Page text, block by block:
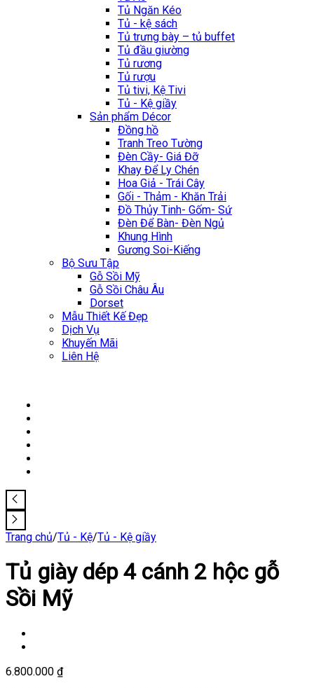
Tủ Ngăn Kéo
Tủ - kệ sách
Tủ trưng bày – tủ buffet
Tủ đầu giường
Tủ rương
Tủ rượu
Tủ tivi, Kệ Tivi
Tủ - Kệ giầy
Sản phẩm Décor
Đồng hồ
Tranh Treo Tường
Đèn Cầy- Giá Đỡ
Khay Để Ly Chén
Hoa Giả - Trái Cây
Gối - Thảm - Khăn Trải
Đồ Thủy Tinh- Gốm- Sứ
Đèn Để Bàn- Đèn Ngủ
Khung Hình
Gương Soi-Kiếng
Bộ Sưu Tập
Gỗ Sồi Mỹ
Gỗ Sồi Châu Âu
Dorset
Mẫu Thiết Kế Đẹp
Dịch Vụ
Khuyến Mãi
Liên Hệ
Trang chủ/Tủ - Kệ/Tủ - Kệ giầy
Tủ giày dép 4 cánh 2 hộc gỗ
Sồi Mỹ
6.800.000 ₫